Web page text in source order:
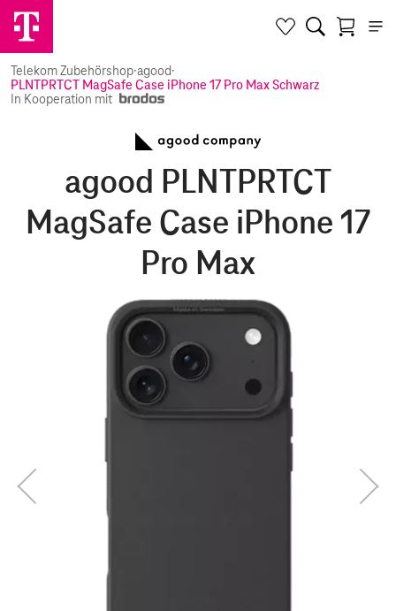
Telekom Zubehörshop·agood·
PLNTPRTCT MagSafe Case iPhone 17 Pro Max Schwarz
In Kooperation mit
agood PLNTPRTCT
MagSafe Case iPhone 17
Pro Max